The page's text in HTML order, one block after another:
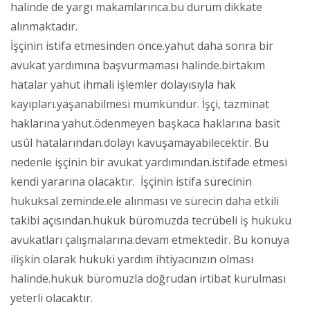
halinde de yargı makamlarınca.bu durum dikkate
alınmaktadır.
İşçinin istifa etmesinden önce.yahut daha sonra bir
avukat yardımına başvurmaması halinde.birtakım
hatalar yahut ihmali işlemler dolayısıyla hak
kayıpları.yaşanabilmesi mümkündür. İşçi, tazminat
haklarına yahut.ödenmeyen başkaca haklarına basit
usûl hatalarından.dolayı kavuşamayabilecektir. Bu
nedenle işçinin bir avukat yardımından.istifade etmesi
kendi yararına olacaktır. İşçinin istifa sürecinin
hukuksal zeminde.ele alınması ve sürecin daha etkili
takibi açısından.hukuk büromuzda tecrübeli iş hukuku
avukatları çalışmalarına.devam etmektedir. Bu konuya
ilişkin olarak hukuki yardım ihtiyacınızın olması
halinde.hukuk büromuzla doğrudan irtibat kurulması
yeterli olacaktır.